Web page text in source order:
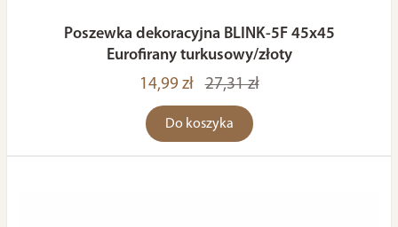
Poszewka dekoracyjna BLINK-5F 45x45
Eurofirany turkusowy/złoty
14,99 zł
27,31 zł
Do koszyka